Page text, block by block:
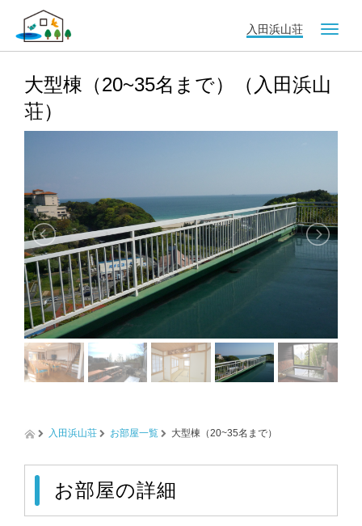
T
g
l
g
a
t
i
o
n
入田浜山荘
大型棟（20~35名まで）（入田浜山
荘）
入田浜山荘 お部屋一覧 大型棟（20~35名まで）
お部屋の詳細